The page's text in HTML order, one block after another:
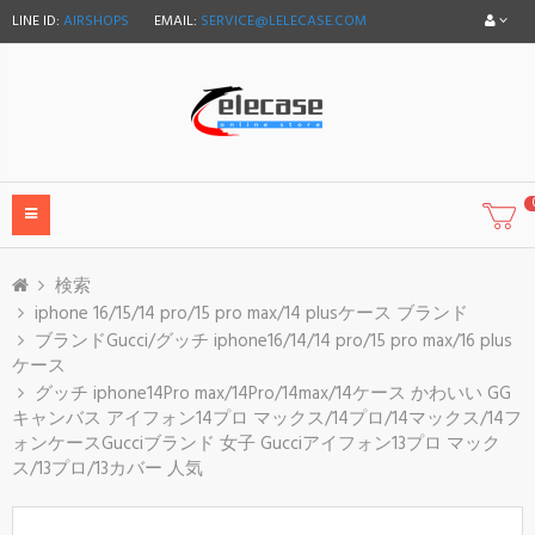
LINE ID: AIRSHOPS EMAIL: SERVICE@LELECASE.COM
検索
iphone 16/15/14 pro/15 pro max/14 plusケース ブランド
ブランドGucci/グッチ iphone16/14/14 pro/15 pro max/16 plus
ケース
グッチ iphone14Pro max/14Pro/14max/14ケース かわいい GG
キャンバス アイフォン14プロ マックス/14プロ/14マックス/14フ
ォンケースGucciブランド 女子 Gucciアイフォン13プロ マック
ス/13プロ/13カバー 人気